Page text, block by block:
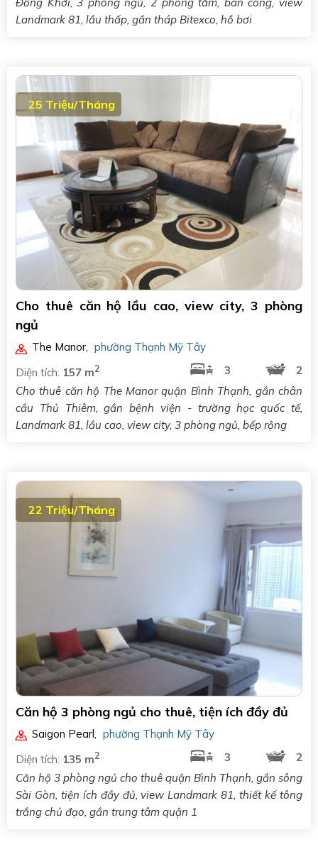
Landmark 81, lầu thấp, gần tháp Bitexco, hồ bơi
25 Triệu/Tháng
Cho thuê căn hộ lầu cao, view city, 3 phòng
ngủ
The Manor, phường Thạnh Mỹ Tây
Diện tích: 157 m2 3
2
Cho thuê căn hộ The Manor quận Bình Thạnh, gần chân
cầu Thủ Thiêm, gần bệnh viện - trường học quốc tế,
Landmark 81, lầu cao, view city, 3 phòng ngủ, bếp rộng
22 Triệu/Tháng
Căn hộ 3 phòng ngủ cho thuê, tiện ích đầy đủ
Saigon Pearl
phường Thạnh Mỹ Tây
Diện tích: 135 m2 3
2
Căn hộ 3 phòng ngủ cho thuê quận Bình Thạnh, gần sông
Sài Gòn, tiện ích đầy đủ, view Landmark 81, thiết kế tông
trắng chủ đạo, gần trung tâm quận 1